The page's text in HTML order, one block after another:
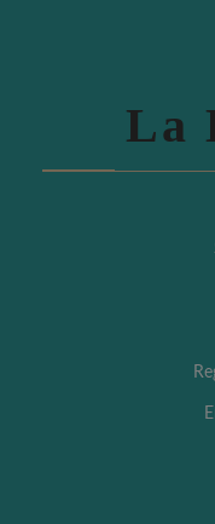
La